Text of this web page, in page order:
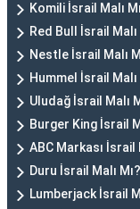
Komili İsrail Malı
Red Bull İsrail
Nestle İsrail Malı
Hummel İsrail
Uludağ İsrail Malı
Burger King İsrail
ABC Markası
Duru İsrail Malı
Lumberjack İsrail